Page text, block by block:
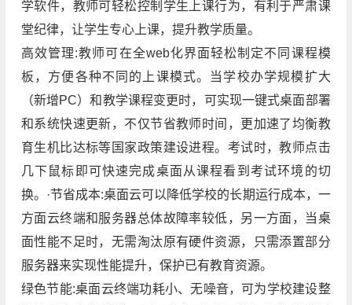
学软件，教师可轻松控制学生上课行为，有利于严肃课
堂纪律，让学生专心上课，提升教学质量。
高效管理:教师可在全web化界面轻松制定不同课程模
板，方便各种不同的上课模式。当学校办学规模扩大
（新增PC）和教学课程变更时，可实现一键式桌面部署
和系统快速更新，不仅节省教师时间，更加速了均衡教
育生机比达标等国家政策建设进程。考试时，教师点击
几下鼠标即可快速完成桌面从课程看到考试环境的切
换。·节省成本:桌面云可以降低学校的长期运行成本，一
方面云终端和服务器总体故障率较低，另一方面，当桌
面性能不足时，无需淘汰原有硬件资源，只需添置部分
服务器来实现性能提升，保护已有教育资源。
绿色节能:桌面云终端功耗小、无噪音，可为学校建设整